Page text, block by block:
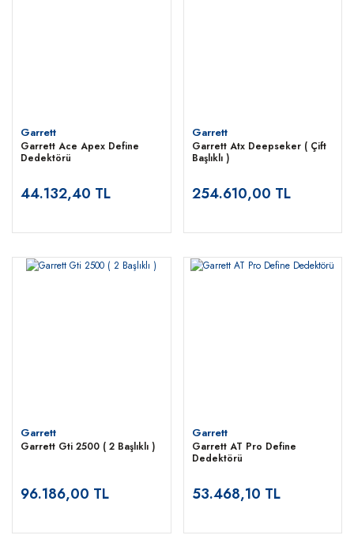
Garrett
Garrett Ace Apex Define
Dedektörü
44.132,40 TL
Garrett
Garrett Atx Deepseker ( Çift
Başlıklı )
254.610,00 TL
Garrett
Garrett Gti 2500 ( 2 Başlıklı )
96.186,00 TL
Garrett
Garrett AT Pro Define
Dedektörü
53.468,10 TL